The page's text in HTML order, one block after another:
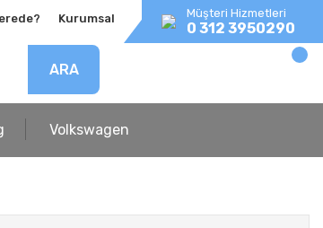
Kurumsal Müşteri Hizmetleri
0 312 3950290
ARA
Volkswagen